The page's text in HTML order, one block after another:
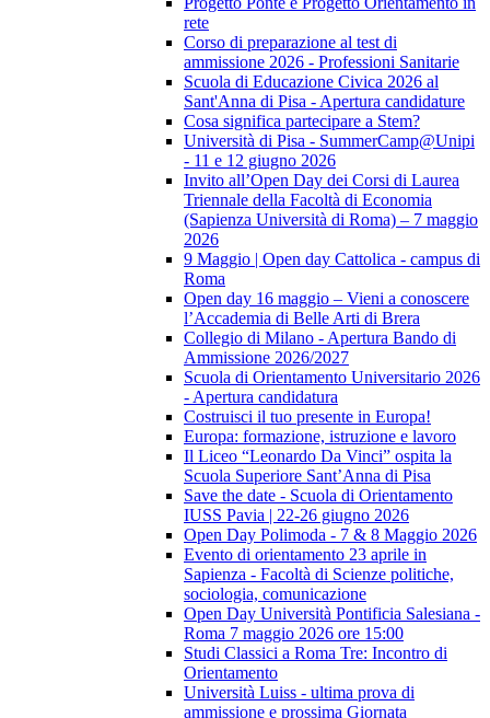
rete
Corso di preparazione al test di
ammissione 2026 - Professioni Sanitarie
Scuola di Educazione Civica 2026 al
Sant'Anna di Pisa - Apertura candidature
Cosa significa partecipare a Stem?
Università di Pisa - SummerCamp@Unipi
- 11 e 12 giugno 2026
Invito all’Open Day dei Corsi di Laurea
Triennale della Facoltà di Economia
(Sapienza Università di Roma) – 7 maggio
2026
9 Maggio | Open day Cattolica - campus di
Roma
Open day 16 maggio – Vieni a conoscere
l’Accademia di Belle Arti di Brera
Collegio di Milano - Apertura Bando di
Ammissione 2026/2027
Scuola di Orientamento Universitario 2026
- Apertura candidatura
Costruisci il tuo presente in Europa!
Europa: formazione, istruzione e lavoro
Il Liceo “Leonardo Da Vinci” ospita la
Scuola Superiore Sant’Anna di Pisa
Save the date - Scuola di Orientamento
IUSS Pavia | 22-26 giugno 2026
Open Day Polimoda - 7 & 8 Maggio 2026
Evento di orientamento 23 aprile in
Sapienza - Facoltà di Scienze politiche,
sociologia, comunicazione
Open Day Università Pontificia Salesiana -
Roma 7 maggio 2026 ore 15:00
Studi Classici a Roma Tre: Incontro di
Orientamento
Università Luiss - ultima prova di
ammissione e prossima Giornata